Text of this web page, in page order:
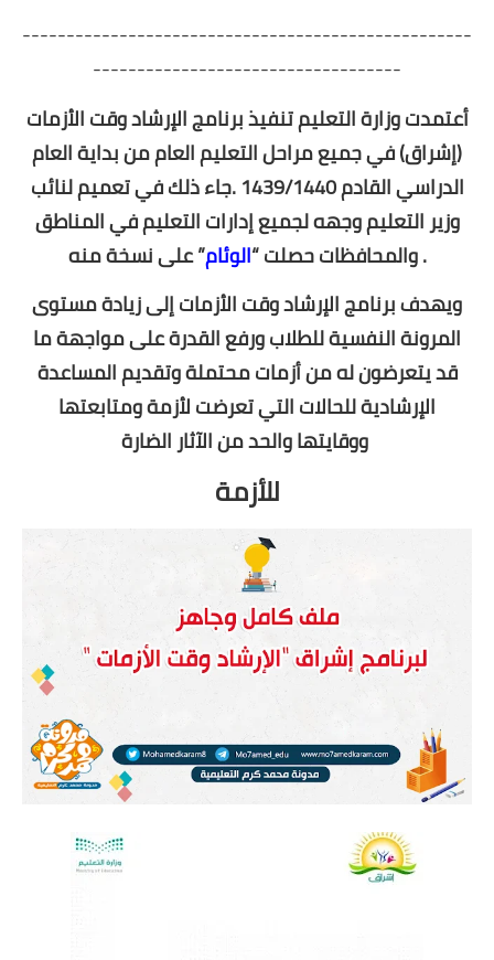
النشاط والتوجيه والإرشاد
نماذج وسجلات
مواضيع تربوية
---------------------------------------------------
-----------------------------------
أعتمدت وزارة التعليم تنفيذ برنامج الإرشاد وقت الأزمات
(إشراق) في جميع مراحل التعليم العام من بداية العام
الدراسي القادم 1439/1440 .جاء ذلك في تعميم لنائب
وزير التعليم وجهه لجميع إدارات التعليم في المناطق
والمحافظات حصلت “الوئام
” على نسخة منه .
ويهدف برنامج الإرشاد وقت الأزمات إلى زيادة مستوى
المرونة النفسية للطلاب ورفع القدرة على مواجهة ما
قد يتعرضون له من أزمات محتملة وتقديم المساعدة
الإرشادية للحالات التي تعرضت لأزمة ومتابعتها
ووقايتها والحد من
للأزمة